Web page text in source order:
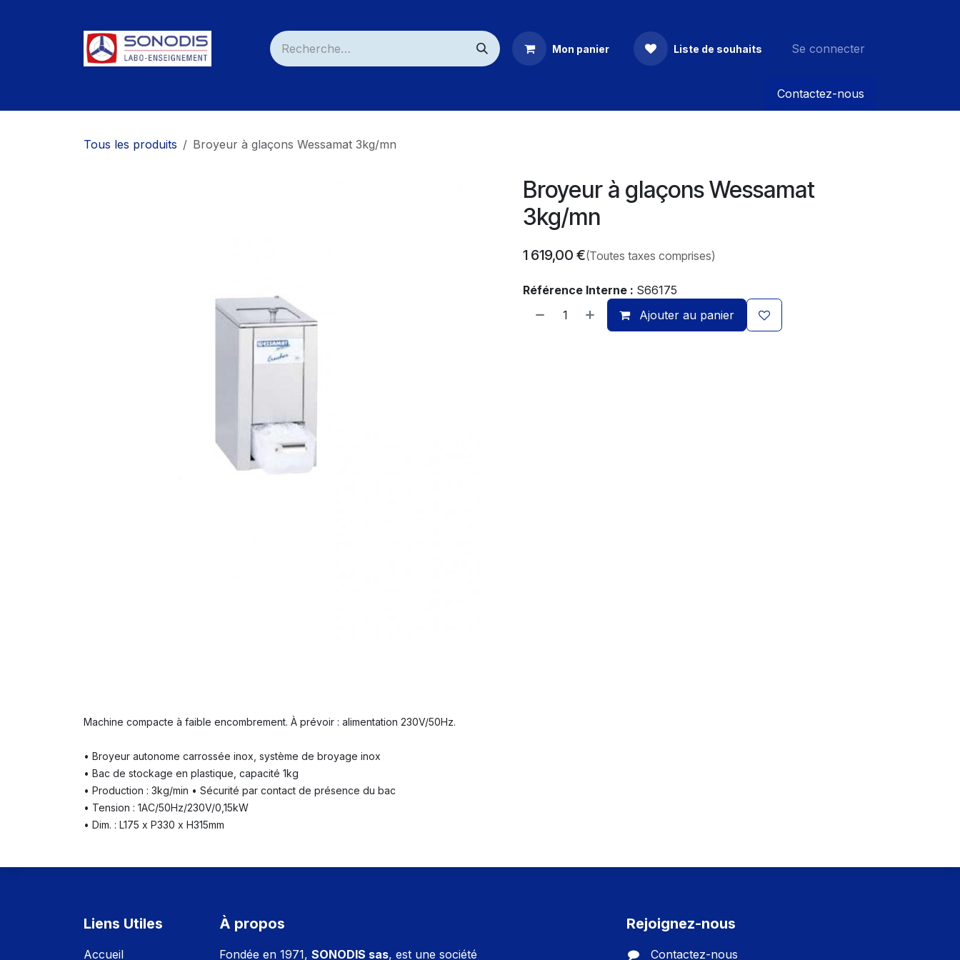
Mon panier Liste de souhaits Se connecter
Contactez-nous
Tous les produits Broyeur à glaçons Wessamat 3kg/mn
Broyeur à glaçons Wessamat
3kg/mn
1 619,00 €(Toutes taxes comprises)
Référence Interne : S66175
Ajouter au panier
Machine compacte à faible encombrement. À prévoir : alimentation 230V/50Hz.
• Broyeur autonome carrossée inox, système de broyage inox
• Bac de stockage en plastique, capacité 1kg
• Production : 3kg/min • Sécurité par contact de présence du bac
• Tension : 1AC/50Hz/230V/0,15kW
• Dim. : L175 x P330 x H315mm
Liens Utiles
Accueil
À propos
Fondée en 1971, SONODIS sas, est une société
Rejoignez-nous
Contactez-nous